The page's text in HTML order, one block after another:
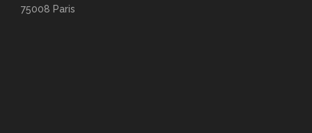
75008 Paris